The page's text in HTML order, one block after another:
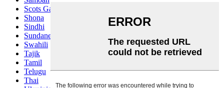
Scots Gaelic
Shona
Sindhi
Sundanese
Swahili
Tajik
Tamil
Telugu
Thai